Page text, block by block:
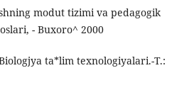
modut tizimi va pedagogik
- Buxoro^ 2000
ta*lim texnologiyalari.-T.: